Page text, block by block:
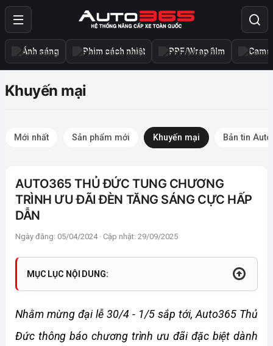
Ánh sáng Phim cách nhiệt PPF/Wrap film
Khuyến mại
Mới nhất Sản phẩm mới Khuyến mại Bản tin
AUTO365 THỦ ĐỨC TUNG CHƯƠNG
TRÌNH ƯU ĐÃI ĐÈN TĂNG SÁNG CỰC HẤP
DẪN
Ngày đăng: 05/04/2024 · Cập nhật: 29/09/2025
MỤC LỤC NỘI DUNG:
Nhằm mừng đại lễ 30/4 - 1/5 sắp tới, Auto365 Thủ
Đức thông báo chương trình ưu đãi đặc biệt dành